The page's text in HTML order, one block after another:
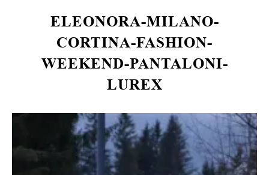
ELEONORA-MILANO-
CORTINA-FASHION-
WEEKEND-PANTALONI-
LUREX